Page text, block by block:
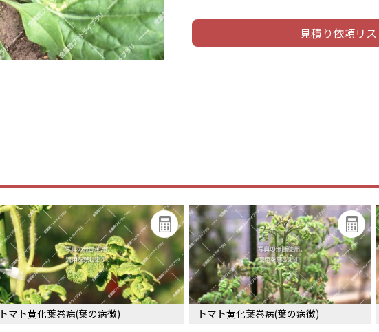
トマト黄化葉巻病(葉の病徴) トマト黄化葉巻病(葉の病徴)